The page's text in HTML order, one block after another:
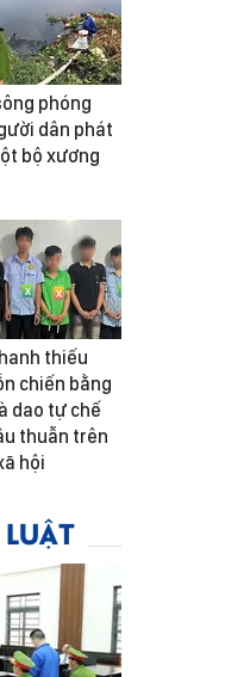
phóng
dân phát
bộ xương
thiếu
chiến bằng
dao tự chế
thuẫn trên
hội